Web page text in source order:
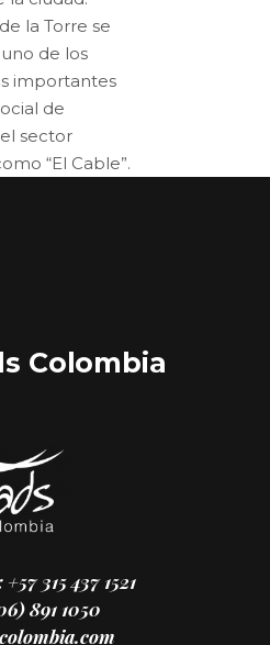
la Torre se
de los
importantes
de
sector
“El Cable”.
Colombia
315 437 1521
891 1050